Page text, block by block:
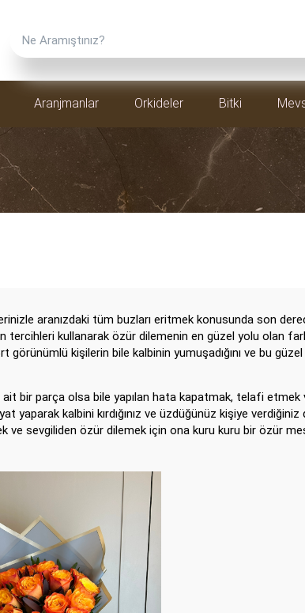
Aranjmanlar Orkideler Bitki
aranızdaki tüm buzları eritmek konusunda son
tercihleri kullanarak özür dilemenin en güzel yolu olan
kişilerin bile kalbinin yumuşadığını ve bu
bir parça olsa bile yapılan hata kapatmak, telafi
yaparak kalbini kırdığınız ve üzdüğünüz kişiye
ve sevgiliden özür dilemek için ona kuru kuru bir özür